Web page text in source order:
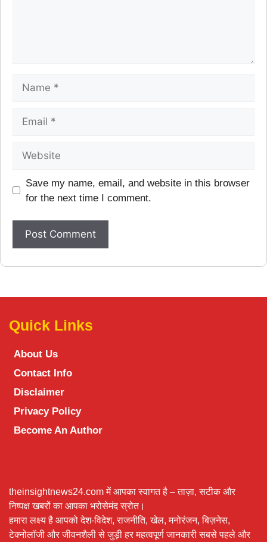
Save my name, email, and website in this browser
for the next time I comment.
Quick Links
About Us
Contact Info
Disclaimer
Privacy Policy
Become An Author
theinsightnews24.com में आपका स्वागत है – ताज़ा, सटीक और
निष्पक्ष खबरों का आपका भरोसेमंद स्रोत।
हमारा लक्ष्य है आपको देश-विदेश, राजनीति, खेल, मनोरंजन, बिज़नेस,
टेक्नोलॉजी और जीवनशैली से जुड़ी हर महत्वपूर्ण जानकारी सबसे पहले और